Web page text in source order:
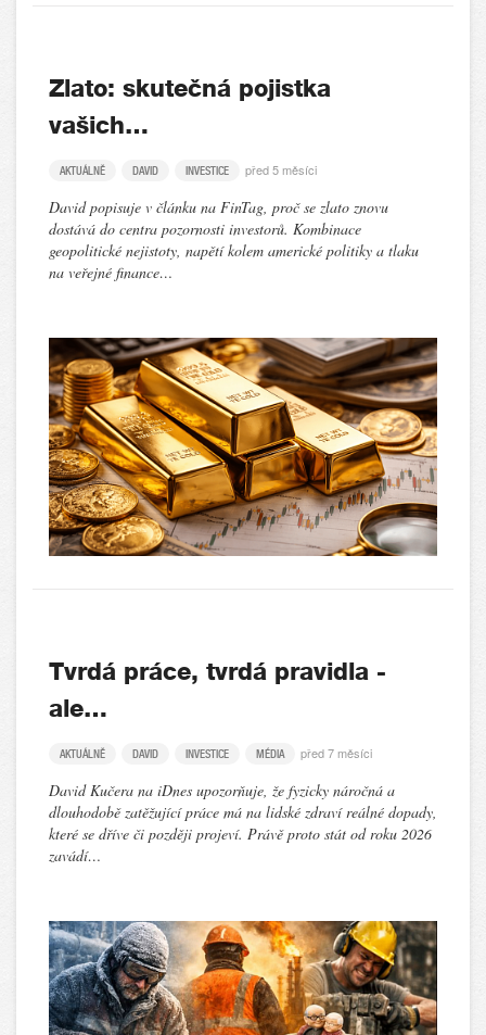
Zlato: skutečná pojistka
vašich…
AKTUÁLNĚ DAVID INVESTICE před 5 měsíci
David popisuje v článku na FinTag, proč se zlato znovu
dostává do centra pozornosti investorů. Kombinace
geopolitické nejistoty, napětí kolem americké politiky a tlaku
na veřejné finance…
Tvrdá práce, tvrdá pravidla -
ale…
AKTUÁLNĚ DAVID INVESTICE MÉDIA před 7 měsíci
David Kučera na iDnes upozorňuje, že fyzicky náročná a
dlouhodobě zatěžující práce má na lidské zdraví reálné dopady,
které se dříve či později projeví. Právě proto stát od roku 2026
zavádí…